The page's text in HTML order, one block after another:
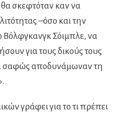
θα σκεφτόταν καν να
–όσο και την
Σόιμπλε, να
για τους δικούς τους
σαφώς αποδυνάμωναν τη
γράφει για το τι πρέπει